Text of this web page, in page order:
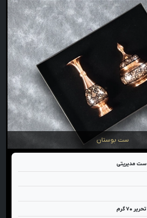
ست بوستان
ست مدیریتی
تحریر ۷۰ گرم